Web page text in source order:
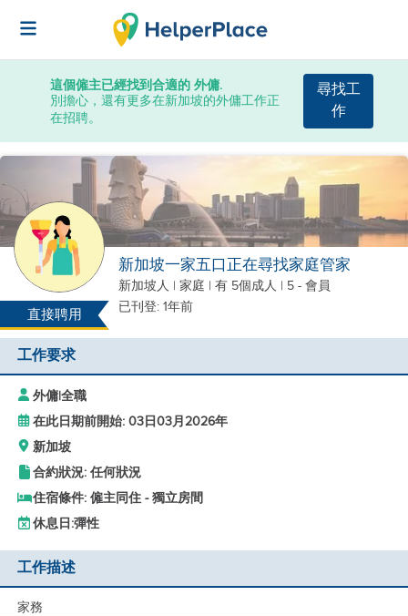
這個僱主已經找到合適的 外傭.
別擔心，還有更多在新加坡的外傭工作正
在招聘。
尋找工
作
直接聘用
新加坡一家五口正在尋找家庭管家
新加坡人 | 家庭 | 有 5個成人 | 5 - 會員
已刊登: 1年前
工作要求
外傭|全職
在此日期前開始: 03日03月2026年
新加坡
合約狀況: 任何狀況
住宿條件: 僱主同住 - 獨立房間
休息日:彈性
工作描述
家務